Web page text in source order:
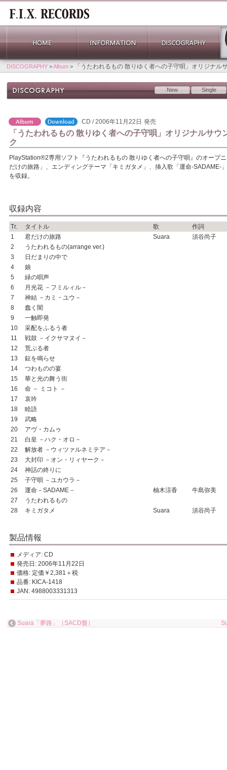
DISCOGRAPHY >Album > 「うたわれるもの 散りゆく者への子守唄」オリジナル
New Single
CD / 2006年11月22日 発売
「うたわれるもの 散りゆく者への子守唄」オリジナルサウ
ク
PlayStation®2専用ソフト『うたわれるもの 散りゆく者への子守唄』のオープ
だけの旅路」、エンディングテーマ「キミガタメ」、挿入歌「運命-SADAME-
を収録。
収録内容
Tr. タイトル 歌
作詞
1
君だけの旅路 Suara
須谷尚子
2
うたわれるもの(arrange ver.)
3
日だまりの中で
4
娘
5
緑の唄声
6
月光花 －フミルィル－
7
神結 －カミ・ユウ－
8
蠢く闇
9
一触即発
10
采配をふるう者
11
戦鼓 －イクサマヌイ－
12
荒ぶる者
13
鉦を鳴らせ
14
つわものの宴
15
華と光の舞う街
16
命 － ミコト －
17
哀吟
18
睦語
19
武略
20
アヴ・カムゥ
21
白皇 －ハク・オロ－
22
解放者 －ウィツァルネミテア－
23
大封印 －オン・リィヤーク－
24
神話の終りに
25
子守唄 －ユカウラ－
26
運命－SADAME－ 柚木涼香
牛島弥美
27
うたわれるもの
28
キミガタメ Suara 須谷尚子
製品情報
メディア: CD
発売日: 2006年11月22日
価格: 定価￥2,381＋税
品番: KICA-1418
JAN: 4988003331313
Suara「夢路」（SACD盤）